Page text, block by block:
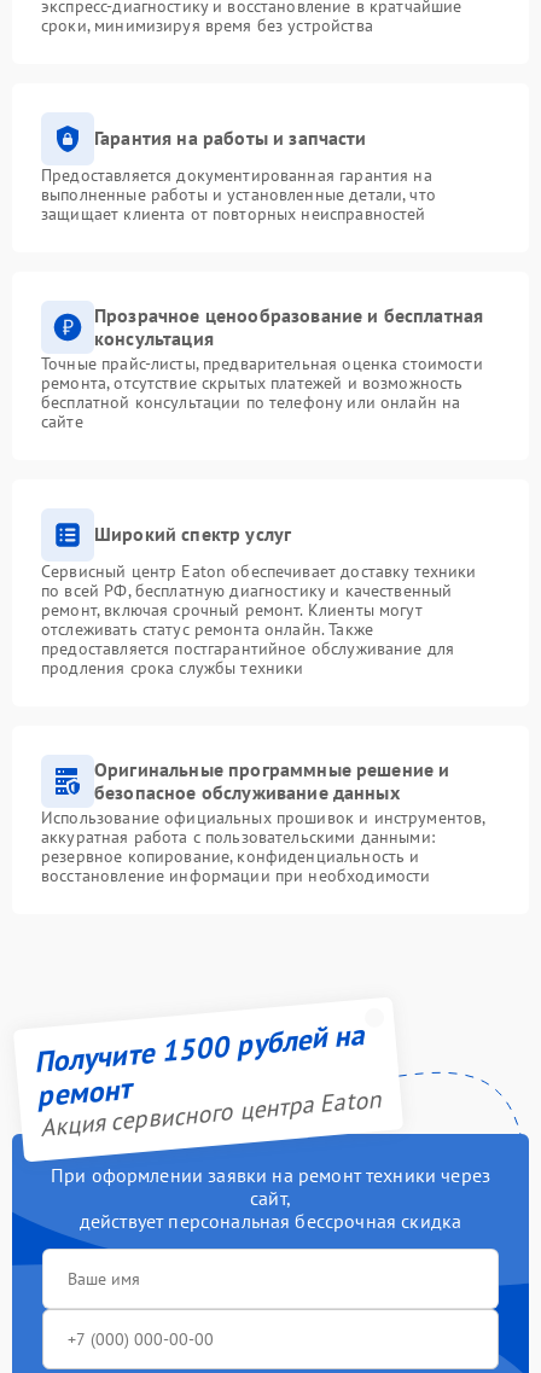
экспресс-диагностику и восстановление в кратчайшие
сроки, минимизируя время без устройства
Гарантия на работы и запчасти
Предоставляется документированная гарантия на
выполненные работы и установленные детали, что
защищает клиента от повторных неисправностей
Прозрачное ценообразование и бесплатная
консультация
Точные прайс-листы, предварительная оценка стоимости
ремонта, отсутствие скрытых платежей и возможность
бесплатной консультации по телефону или онлайн на
сайте
Широкий спектр услуг
Сервисный центр Eaton обеспечивает доставку техники
по всей РФ, бесплатную диагностику и качественный
ремонт, включая срочный ремонт. Клиенты могут
отслеживать статус ремонта онлайн. Также
предоставляется постгарантийное обслуживание для
продления срока службы техники
Оригинальные программные решение и
безопасное обслуживание данных
Использование официальных прошивок и инструментов,
аккуратная работа с пользовательскими данными:
резервное копирование, конфиденциальность и
восстановление информации при необходимости
Получите 1500 рублей на
ремонт
Акция сервисного центра Eaton
При оформлении заявки на ремонт техники через
сайт,
действует персональная бессрочная скидка